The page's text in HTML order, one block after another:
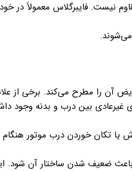
نیست. فایبرگلاس معمولاً
آن را مطرح می‌کند. برخی از
بین درب و بدنه وجود
یا تکان خوردن درب موتور
ضعیف شدن ساختار آن شود.